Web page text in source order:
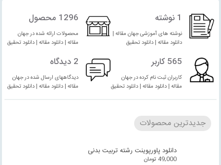
1 نوشته
نوشته های آموزشی جهان مقاله |
دانلود مقاله | دانلود تحقیق
1296 محصول
محصولات ارائه شده در جهان
مقاله | دانلود مقاله | دانلود تحقیق
565 کاربر
کاربران ثبت نام کرده در جهان
مقاله | دانلود مقاله | دانلود تحقیق
2 دیدگاه
دیدگاههای ارسال شده در جهان
مقاله | دانلود مقاله | دانلود تحقیق
جدیدترین محصولات
دانلود پاورپوینت رشته تربیت بدنی
49,000 تومان